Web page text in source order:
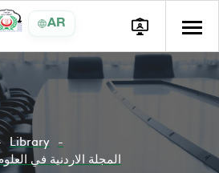
AR
Library
المجلة الاردنية في